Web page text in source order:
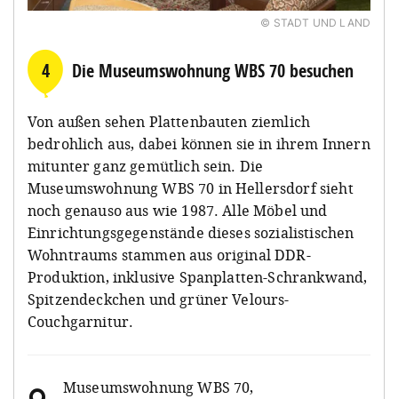
© STADT UND LAND
4 Die Museumswohnung WBS 70 besuchen
Von außen sehen Plattenbauten ziemlich
bedrohlich aus, dabei können sie in ihrem Innern
mitunter ganz gemütlich sein. Die
Museumswohnung WBS 70 in Hellersdorf sieht
noch genauso aus wie 1987. Alle Möbel und
Einrichtungsgegenstände dieses sozialistischen
Wohntraums stammen aus original DDR-
Produktion, inklusive Spanplatten-Schrankwand,
Spitzendeckchen und grüner Velours-
Couchgarnitur.
Museumswohnung WBS 70,